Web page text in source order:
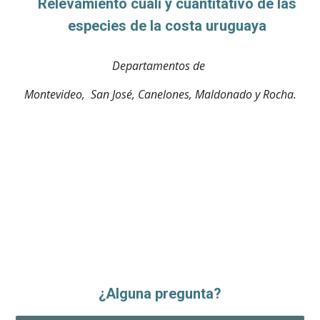
Relevamiento cuali y cuantitativo de las
especies de la costa uruguaya
Departamentos de
Montevideo, San José, Canelones, Maldonado y Rocha.
¿Alguna pregunta?